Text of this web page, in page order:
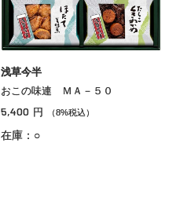
浅草今半
おこの味連 ＭＡ－５０
5,400 円 （8%税込）
在庫：○